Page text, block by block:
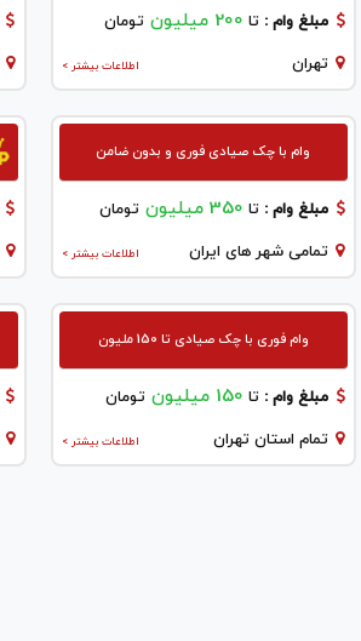
مبلغ وام : تا 200 میلیون تومان
اطلاعات بیشتر > تهران
وام با چک صیادی فوری و بدون ضامن
مبلغ وام : تا 350 میلیون تومان
اطلاعات بیشتر > تمامی شهر های ایران
وام فوری با چک صیادی تا 150 ملیون
مبلغ وام : تا 150 میلیون تومان
اطلاعات بیشتر > تمام استان تهران